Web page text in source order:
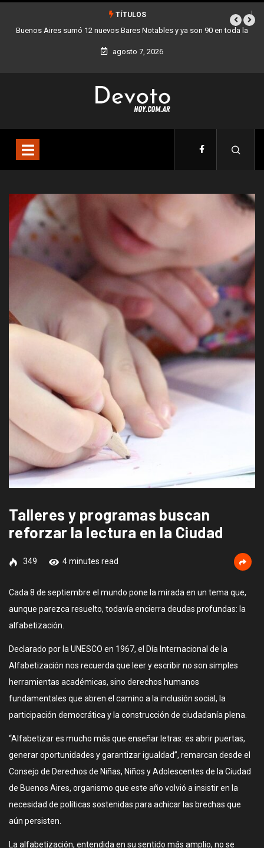
TÍTULOS
Los stands móviles de la Ciudad llegan esta semana a Villa Devoto
agosto 7, 2026
Talleres y programas buscan
reforzar la lectura en la Ciudad
349 4 minutes read
Cada 8 de septiembre el mundo pone la mirada en un tema que,
aunque parezca resuelto, todavía encierra deudas profundas: la
alfabetización.
Declarado por la UNESCO en 1967, el Día Internacional de la
Alfabetización nos recuerda que leer y escribir no son simples
herramientas académicas, sino derechos humanos
fundamentales que abren el camino a la inclusión social, la
participación democrática y la construcción de ciudadanía plena.
“Alfabetizar es mucho más que enseñar letras: es abrir puertas,
generar oportunidades y garantizar igualdad”, remarcan desde el
Consejo de Derechos de Niñas, Niños y Adolescentes de la Ciudad
de Buenos Aires, organismo que este año volvió a insistir en la
necesidad de políticas sostenidas para achicar las brechas que
aún persisten.
La alfabetización, entendida en su sentido más amplio, no se